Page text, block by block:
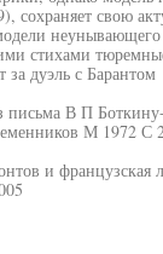
сохраняет свою
стихами
за дуэль с Барантом
письма В П
М 1972 С
и французская